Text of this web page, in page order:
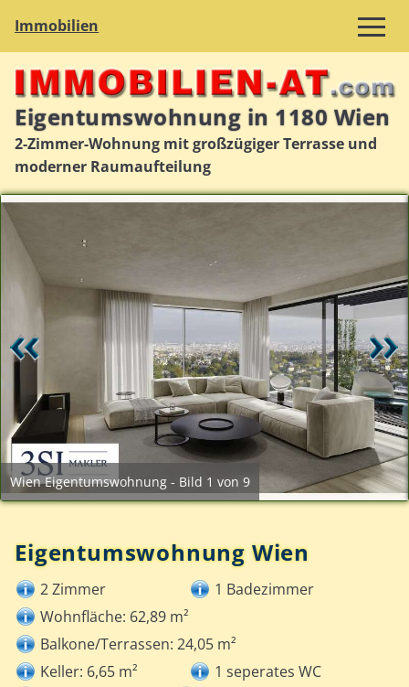
Immobilien
Eigentumswohnung in 1180 Wien
2-Zimmer-Wohnung mit großzügiger Terrasse und
moderner Raumaufteilung
Wien Eigentumswohnung - Bild 1 von 9
Eigentumswohnung Wien
2 Zimmer
1 Badezimmer
Wohnfläche: 62,89 m²
Balkone/Terrassen: 24,05 m²
Keller: 6,65 m²
1 seperates WC